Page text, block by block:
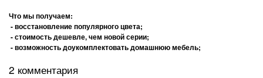
Что мы получаем:
- восстановление популярного цвета;
- стоимость дешевле, чем новой серии;
- возможность доукомплектовать домашнюю мебель;
2 комментария